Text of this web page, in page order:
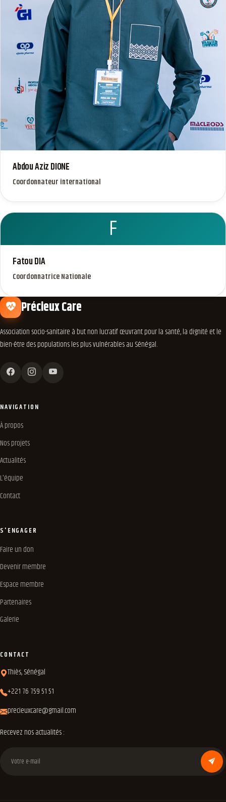
Abdou Aziz DIONE
Coordonnateur international
F
Fatou DIA
Coordonnatrice Nationale
Précieux Care
Association socio-sanitaire à but non lucratif œuvrant pour la santé, la dignité et le
bien-être des populations les plus vulnérables au Sénégal.
NAVIGATION
À propos
Nos projets
Actualités
L'équipe
Contact
S'ENGAGER
Faire un don
Devenir membre
Espace membre
Partenaires
Galerie
CONTACT
Thiès, Sénégal
+221 76 759 51 51
precieuxcare@gmail.com
Recevez nos actualités :